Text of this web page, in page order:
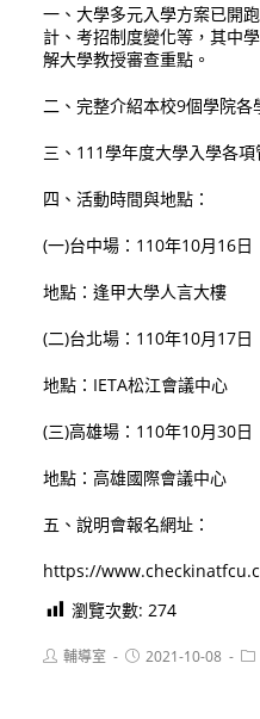
一、大學多元入學方案已開
計、考招制度變化等，其中
解大學教授審查重點。
二、完整介紹本校9個學院
三、111學年度大學入學各
四、活動時間與地點：
(一)台中場：110年10月16
地點：逢甲大學人言大樓
(二)台北場：110年10月17
地點：IETA松江會議中心
(三)高雄場：110年10月30
地點：高雄國際會議中心
五、說明會報名網址：
https://
瀏覽次數: 274
Post輔導室
Post2021-10-08